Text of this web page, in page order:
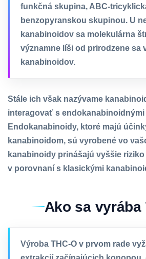
funkčná skupina, ABC-
benzopyranskou skupinou. U
kanabinoidov sa molekulárna
významne líši od prirodzene sa
kanabinoidov.
Stále ich však nazývame
interagovať s endokanabinoidnými
Endokanabinoidy, ktoré majú
kanabinoidom, sú vyrobené vo
kanabinoidy prinášajú vyššie
v porovnaní s klasickými
Ako sa vyrába
Výroba THC-O v prvom rade